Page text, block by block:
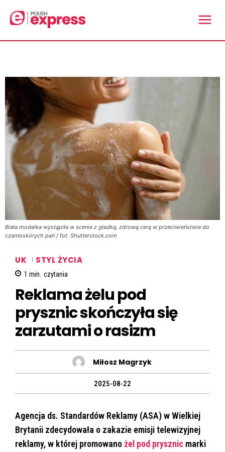
Biała modelka wystąpiła w scenie z gładką, zdrową cerą w przeciwieństwie do
czarnoskórych pań / fot. Shutterstock.com
UK STYL ŻYCIA
1 min. czytania
Reklama żelu pod
prysznic skończyła się
zarzutami o rasizm
Miłosz Magrzyk
2025-08-22
Agencja ds. Standardów Reklamy (ASA) w Wielkiej
Brytanii zdecydowała o zakazie emisji telewizyjnej
reklamy, w której promowanożel pod prysznic marki